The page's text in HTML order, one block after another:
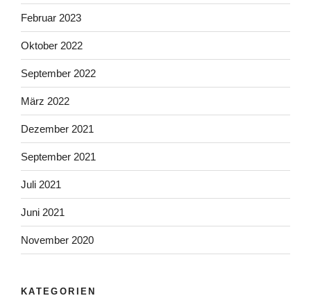
Februar 2023
Oktober 2022
September 2022
März 2022
Dezember 2021
September 2021
Juli 2021
Juni 2021
November 2020
KATEGORIEN